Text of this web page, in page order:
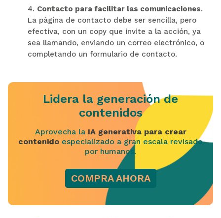
4. Contacto para facilitar las comunicaciones.
La página de contacto debe ser sencilla, pero
efectiva, con un copy que invite a la acción, ya
sea llamando, enviando un correo electrónico, o
completando un formulario de contacto.
Lidera la generación de
contenidos
Aprovecha la IA generativa para crear
contenido especializado a gran escala revisado
por humanos.
COMPRA AHORA